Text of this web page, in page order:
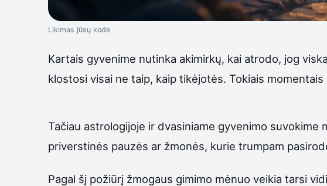
Likimas jūsų kode
Kartais gyvenime nutinka akimirkų, kai atrodo, jog
klostosi visai ne taip, kaip tikėjotės. Tokiais
Tačiau astrologijoje ir dvasiniame gyvenimo
priverstinės pauzės ar žmonės, kurie trumpam
Pagal šį požiūrį žmogaus gimimo mėnuo veikia tarsi